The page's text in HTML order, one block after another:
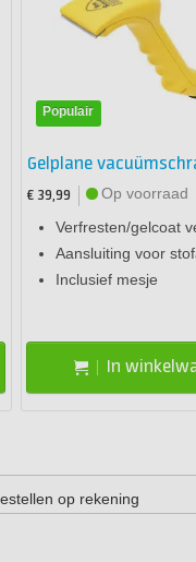
Populair
Gelplane
€ 39,99
Op voorraad
Verfresten/gelcoat
Aansluiting voor
Inclusief mesje
In
op rekening